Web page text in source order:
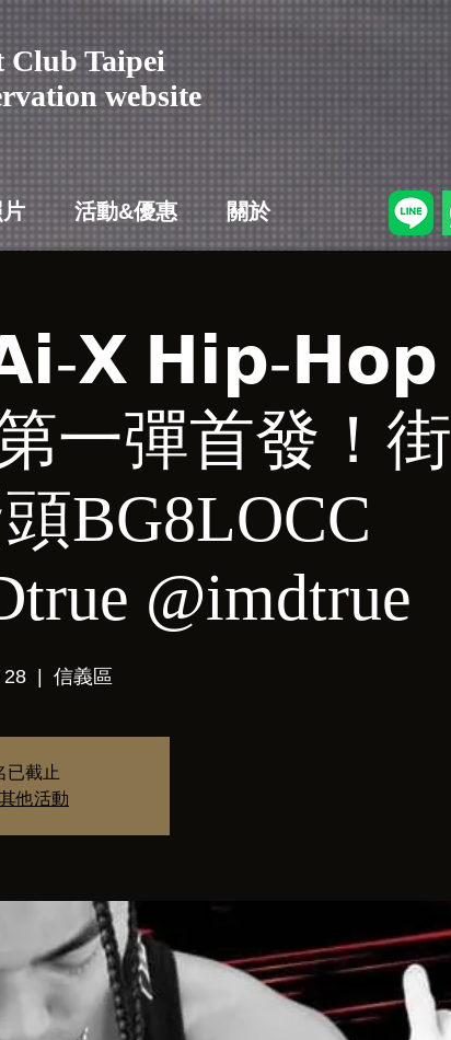
Club Taipei
website
活動&優惠 關於
𝗔𝗶-𝗫 𝗛𝗶𝗽-𝗛𝗼𝗽
一彈首發！街
BG8LOCC
@imdtrue
28 信義區
已截止
他活動